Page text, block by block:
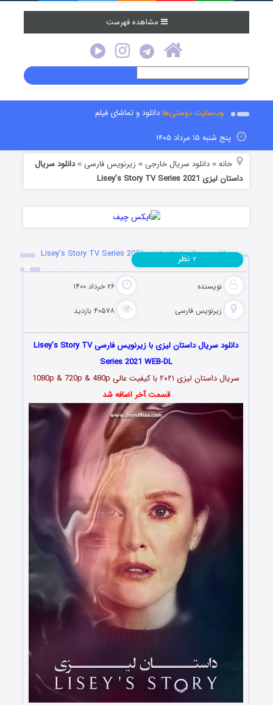
مشاهده فهرست
وب‌سایت دوستی‌هادانلود و تماشای فیلم
پنج شنبه ۱۵ مرداد ۱۴۰۵
خانه »دانلود سریال خارجی » زیرنویس فارسی »دانلود سریال
داستان لیزی Lisey’s Story TV Series 2021
دانلود سریال داستان لیزی Lisey’s Story TV Series 2021
نویسنده ۲۶ خرداد ۱۴۰۰
زیرنویس فارسی ۴۰۵۷۸ بازدید
۲ نظر
دانلود سریال داستان لیزی با زیرنویس فارسی Lisey’s Story TV
Series 2021 WEB-DL
سریال داستان لیزی ۲۰۲۱ با کیفیت عالی 1080p & 720p & 480p
قسمت آخر اضافه شد